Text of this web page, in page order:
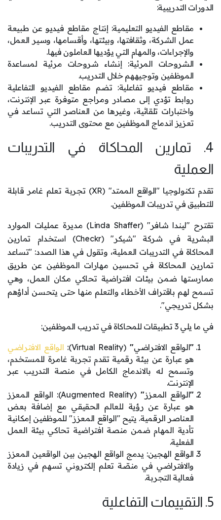
الدورات التدريبية:
مقاطع الفيديو التعليمية: إنتاج مقاطع فيديو عن طبيعة
عمل الشركة، وثقافتها، وبيئتها، وأقسامها، وسير العمل،
والإجراءات، والمهام التي يؤديها العاملون فيها.
الشروحات المرئية: إنشاء شروحات مرئية لمساعدة
الموظفين وتوجيههم خلال التدريب.
مقاطع فيديو تفاعلية: تضم مقاطع الفيديو التفاعلية
روابط تؤدي إلى مصادر ومراجع متوفرة عبر الإنترنت،
واختبارات تلقائية، وغيرها من العناصر التي تساعد في
تعزيز اندماج الموظفين مع محتوى التدريب.
4. تمارين المحاكاة في التدريبات
العملية
تقدم تكنولوجيا "الواقع الممتد" (XR) تجربة تعلم غامر قابلة
للتطبيق في تدريبات الموظفين.
تقترح "ليندا شافر" (Linda Shaffer) مديرة عمليات الموارد
البشرية في شركة "شيكر" (Checkr) استخدام تمارين
المحاكاة في التدريبات العملية، وتقول في هذا الصدد: "تساعد
تمارين المحاكاة في تحسين مهارات الموظفين عن طريق
ممارستها ضمن بيئات افتراضية تحاكي مكان العمل، وهي
تسمح لهم باقتراف الأخطاء والتعلم منها حتى يتحسن أداؤهم
بشكل تدريجي".
في ما يلي 3 تطبيقات للمحاكاة في تدريب الموظفين:
"الواقع الافتراضي"
(Virtual Reality):
الواقع الافتراضي
هو عبارة عن بيئة رقمية تقدم تجربة غامرة للمستخدم،
وتسمح له بالاندماج الكامل في منصة التدريب عبر
الإنترنت.
"الواقع المعزز"
(Augmented Reality): الواقع المعزز
هو عبارة عن رؤية للعالم الحقيقي مع إضافة بعض
العناصر الرقمية. يتيح "الواقع المعزز" للموظفين إمكانية
تأدية المهام ضمن منصة افتراضية تحاكي بيئة العمل
الفعلية.
الواقع الهجين: يدمج الواقع الهجين بين الواقعين المعزز
والافتراضي في منصّة تعلم إلكتروني تسهم في زيادة
فعالية التجربة.
5. التقييمات التفاعلية